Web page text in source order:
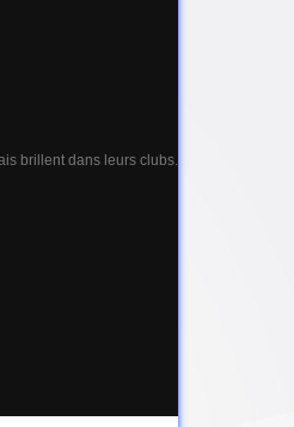
brillent dans leurs clubs.